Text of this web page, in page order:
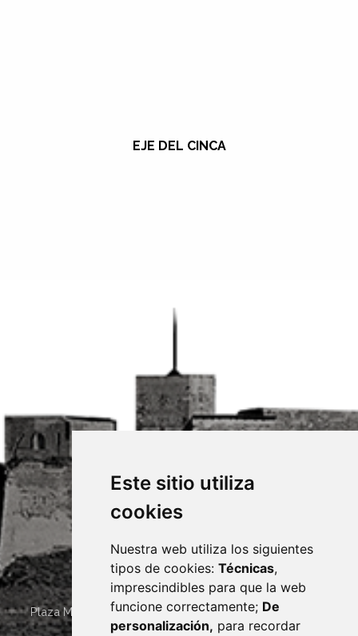
Este sitio utiliza
cookies
Nuestra web utiliza los siguientes
tipos de cookies: Técnicas,
imprescindibles para que la web
funcione correctamente; De
personalización, para recordar
EJE DEL CINCA
Plaza Mayor 4 22400 MONZÓN - ARAGÓN (ESPAÑA)
· (34) 974 400 700 ·